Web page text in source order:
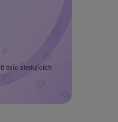
8 tisíc sledujících